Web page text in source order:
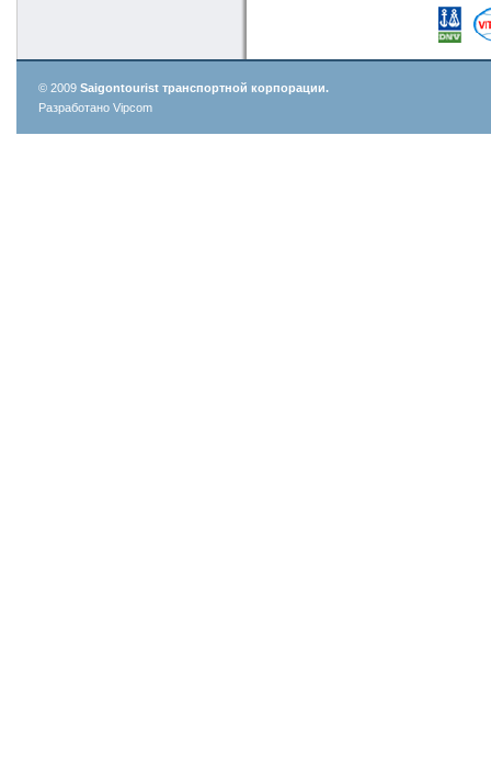
© 2009 Saigontourist транспортной корпорации.
Разработано Vipcom